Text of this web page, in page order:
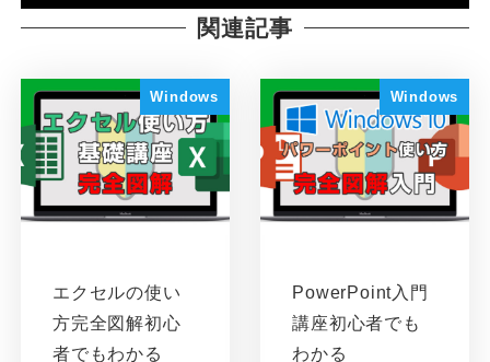
関連記事
Windows
エクセルの使い
方完全図解初心
者でもわかる
Windows
PowerPoint入門
講座初心者でも
わかる